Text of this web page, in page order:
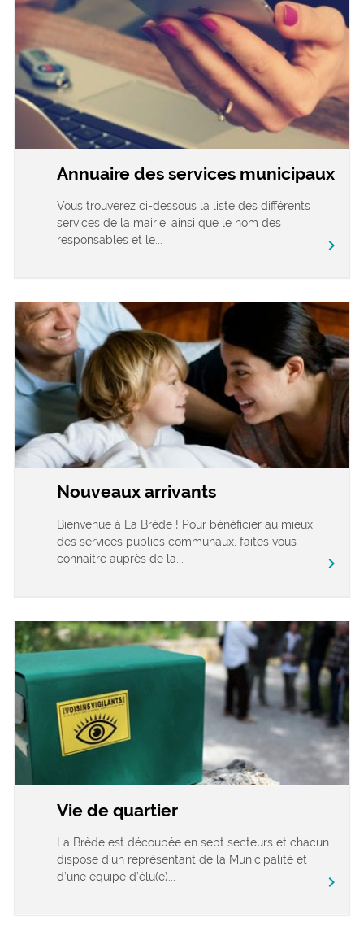
Annuaire des services municipaux
Vous trouverez ci-dessous la liste des différents
services de la mairie, ainsi que le nom des
responsables et le...
chevron_right
Nouveaux arrivants
Bienvenue à La Brède ! Pour bénéficier au mieux
des services publics communaux, faites vous
connaitre auprès de la...
chevron_right
Vie de quartier
La Brède est découpée en sept secteurs et chacun
dispose d’un représentant de la Municipalité et
d’une équipe d’élu(e)...
chevron_right